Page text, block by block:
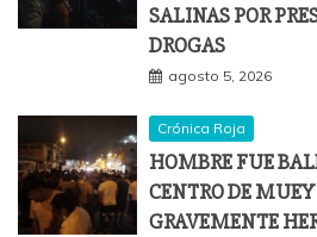
SALINAS POR
DROGAS
agosto 5, 2026
Crónica Roja
HOMBRE FUE
CENTRO DE
GRAVEMENTE